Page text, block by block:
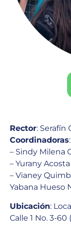
Rector: Serafín
Coordinadoras:
– Sindy Milena
– Yurany
– Vianey
Yabana Hueso
Ubicación:
Calle 1 No. 3-60